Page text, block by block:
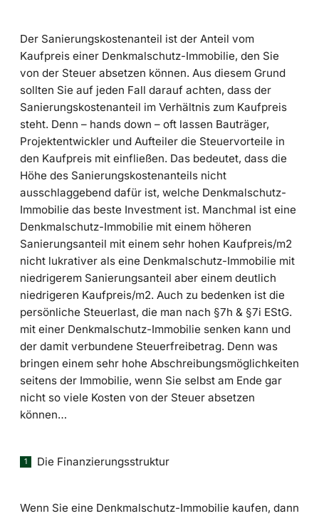
Der Sanierungskostenanteil ist der Anteil vom
Kaufpreis einer Denkmalschutz-Immobilie, den Sie
von der Steuer absetzen können. Aus diesem Grund
sollten Sie auf jeden Fall darauf achten, dass der
Sanierungskostenanteil im Verhältnis zum Kaufpreis
steht. Denn – hands down – oft lassen Bauträger,
Projektentwickler und Aufteiler die Steuervorteile in
den Kaufpreis mit einfließen. Das bedeutet, dass die
Höhe des Sanierungskostenanteils nicht
ausschlaggebend dafür ist, welche Denkmalschutz-
Immobilie das beste Investment ist. Manchmal ist eine
Denkmalschutz-Immobilie mit einem höheren
Sanierungsanteil mit einem sehr hohen Kaufpreis/m2
nicht lukrativer als eine Denkmalschutz-Immobilie mit
niedrigerem Sanierungsanteil aber einem deutlich
niedrigeren Kaufpreis/m2. Auch zu bedenken ist die
persönliche Steuerlast, die man nach §7h & §7i EStG.
mit einer Denkmalschutz-Immobilie senken kann und
der damit verbundene Steuerfreibetrag. Denn was
bringen einem sehr hohe Abschreibungsmöglichkeiten
seitens der Immobilie, wenn Sie selbst am Ende gar
nicht so viele Kosten von der Steuer absetzen
können…
Die Finanzierungsstruktur
Wenn Sie eine Denkmalschutz-Immobilie kaufen, dann